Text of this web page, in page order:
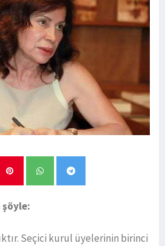
şöyle:
Seçici kurul üyelerinin birinci